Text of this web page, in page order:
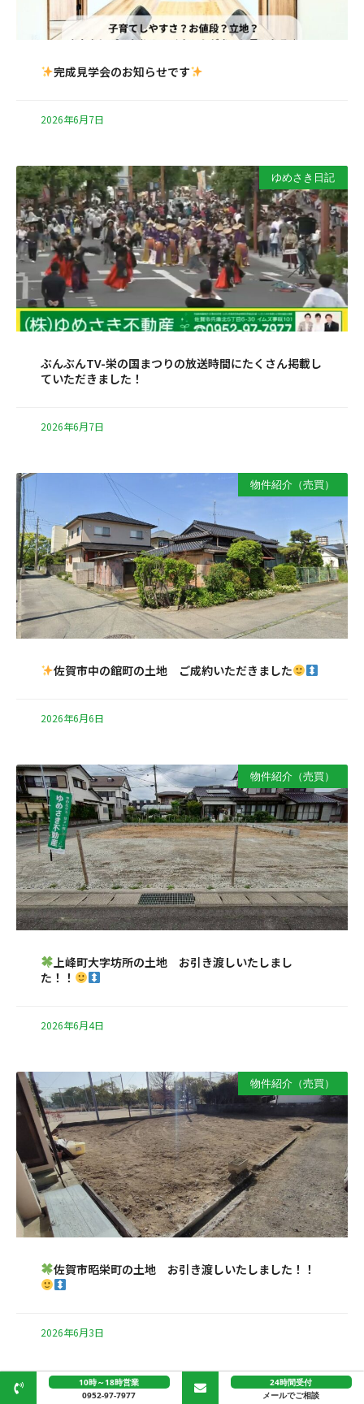
完成見学会のお知らせです
2026年6月7日
ゆめさき日記
ぶんぶんTV-栄の国まつりの放送時間にたくさん掲載し
ていただきました！
2026年6月7日
物件紹介（売買）
佐賀市中の館町の土地 ご成約いただきました
2026年6月6日
物件紹介（売買）
上峰町大字坊所の土地 お引き渡しいたしまし
た！！
2026年6月4日
物件紹介（売買）
佐賀市昭栄町の土地 お引き渡しいたしました！！
2026年6月3日
物件紹介（売買）
10時～18時営業
0952-97-7977
24時間受付
メールでご相談